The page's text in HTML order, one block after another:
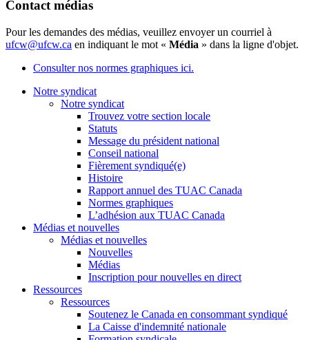
Contact médias
Pour les demandes des médias, veuillez envoyer un courriel à
ufcw@ufcw.ca en indiquant le mot « Média » dans la ligne d'objet.
Consulter nos normes graphiques ici.
Notre syndicat
Notre syndicat
Trouvez votre section locale
Statuts
Message du président national
Conseil national
Fièrement syndiqué(e)
Histoire
Rapport annuel des TUAC Canada
Normes graphiques
L’adhésion aux TUAC Canada
Médias et nouvelles
Médias et nouvelles
Nouvelles
Médias
Inscription pour nouvelles en direct
Ressources
Ressources
Soutenez le Canada en consommant syndiqué
La Caisse d'indemnité nationale